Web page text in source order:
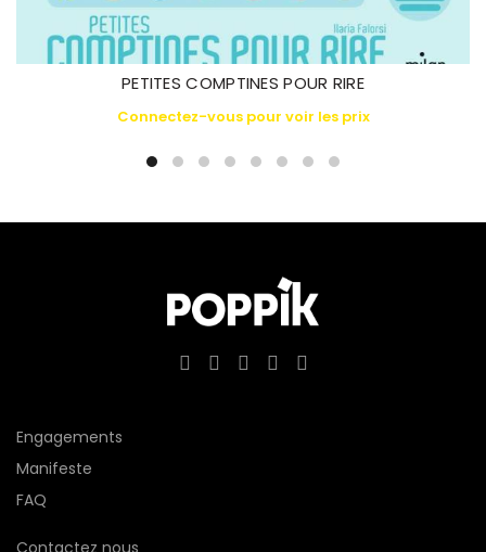
PETITES COMPTINES POUR RIRE
Connectez-vous pour voir les prix
Engagements
Manifeste
FAQ
Contactez nous